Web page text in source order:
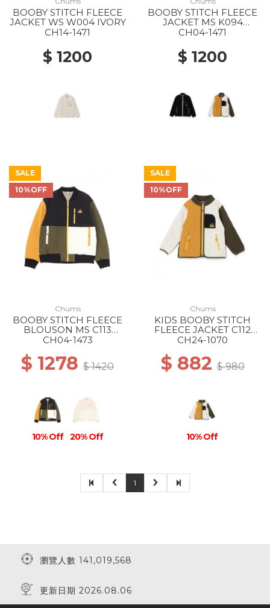
BOOBY STITCH FLEECE
JACKET WS W004 IVORY
CH14-1471
$ 1200
BOOBY STITCH FLEECE
JACKET MS K094
BLACK/RAINBOW
CH04-1471
$ 1200
SALE
10%OFF
Chums
BOOBY STITCH FLEECE
BLOUSON MS C113
OCHER CRAZY
CH04-1473
$ 1278 $ 1420
10% Off 20% Off
SALE
10%OFF
Chums
KIDS BOOBY STITCH
FLEECE JACKET C112
GEIGE CRAZY
CH24-1070
$ 882$ 980
10% Off
1
瀏覽人數 141,019,568
更新日期 2026.08.06